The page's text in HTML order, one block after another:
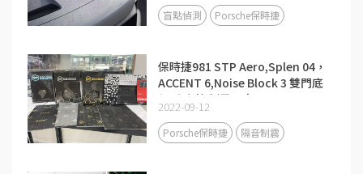
盲點偵測 Porsche保時捷
保時捷981 STP Aero,Splen 04，
ACCENT 6,Noise Block 3 雙門底
盤 防火牆 制震隔音
2022-09-12
Porsche保時捷 隔音制震